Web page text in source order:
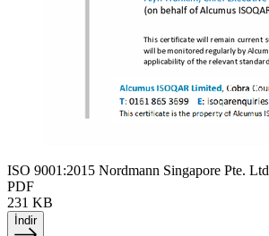
ISO 9001:2015 Nordmann Singapore Pte. Ltd
PDF
231 KB
İndir